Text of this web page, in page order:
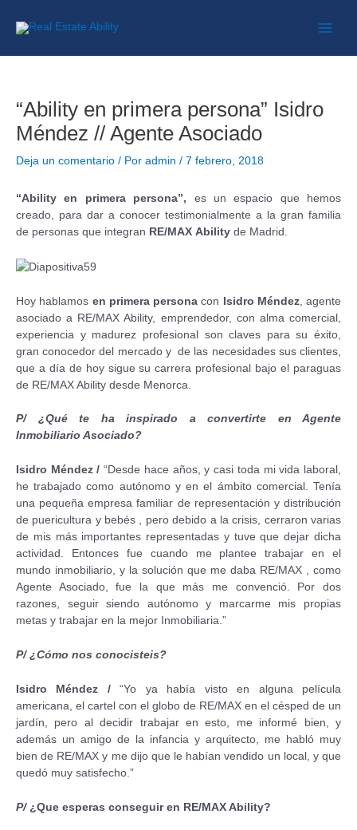
“Ability en primera persona” Isidro
Méndez // Agente Asociado
Deja un comentario / Por admin / 7 febrero, 2018
“Ability en primera persona”, es
un espacio que hemos
creado, para dar a conocer testimonialmente a la gran familia
de personas que integran RE/MAX Ability de Madrid.
Hoy hablamos en primera persona con Isidro Méndez, agente
asociado a RE/MAX Ability, emprendedor, con alma comercial,
experiencia y madurez profesional son claves para su éxito,
gran conocedor del mercado y de las necesidades sus clientes,
que a día de hoy sigue su carrera profesional bajo el paraguas
de RE/MAX Ability desde Menorca.
P/
¿Qué te ha inspirado a convertirte en Agente
Inmobiliario Asociado?
Isidro Méndez /“Desde hace años, y casi toda mi vida laboral,
he trabajado como autónomo y en el ámbito comercial. Tenía
una pequeña empresa familiar de representación y distribución
de puericultura y bebés , pero debido a la crisis, cerraron varias
de mis más importantes representadas y tuve que dejar dicha
actividad. Entonces fue cuando me plantee trabajar en el
mundo inmobiliario, y la solución que me daba RE/MAX , como
Agente Asociado, fue la que más me convenció. Por dos
razones, seguir siendo autónomo y marcarme mis propias
metas y trabajar en la mejor Inmobiliaria.”
P/ ¿Cómo nos conocisteis?
Isidro Méndez /“Yo ya había visto en alguna película
americana, el cartel con el globo de RE/MAX en el césped de un
jardín, pero al decidir trabajar en esto, me informé bien, y
además un amigo de la infancia y arquitecto, me habló muy
bien de RE/MAX y me dijo que le habían vendido un local, y que
quedó muy satisfecho.”
P/¿Que esperas conseguir en RE/MAX Ability?